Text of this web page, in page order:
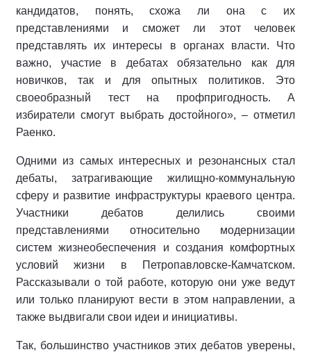
кандидатов, понять, схожа ли она с их
представлениями и сможет ли этот человек
представлять их интересы в органах власти. Что
важно, участие в дебатах обязательно как для
новичков, так и для опытных политиков. Это
своеобразный тест на профпригодность. А
избиратели смогут выбрать достойного», – отметил
Раенко.
Одними из самых интересных и резонансных стал
дебаты, затрагивающие жилищно-коммунальную
сферу и развитие инфраструктуры краевого центра.
Участники дебатов делились своими
представлениями относительно модернизации
систем жизнеобеспечения и создания комфортных
условий жизни в Петропавловске-Камчатском.
Рассказывали о той работе, которую они уже ведут
или только планируют вести в этом направлении, а
также выдвигали свои идеи и инициативы.
Так, большинство участников этих дебатов уверены,